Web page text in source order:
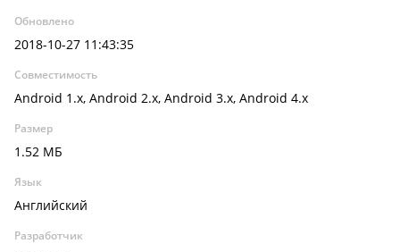
Обновлено
2018-10-27 11:43:35
Совместимость
Android 1.x, Android 2.x, Android 3.x, Android 4.x
Размер
1.52 МБ
Язык
Английский
Разработчик